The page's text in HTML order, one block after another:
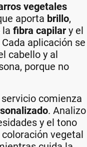
vegetales
aporta brillo,
la fibra capilar y el
Cada aplicación se
cabello y al
porque no
comienza
. Analizo
y el tono
vegetal